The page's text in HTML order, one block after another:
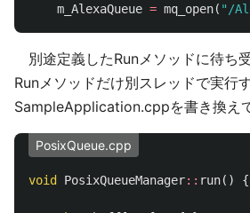
m_AlexaQueue = mq_open( "/
別途定義したRunメソッドに待ち
Runメソッドだけ別スレッドで実行
SampleApplication.cppを書き換え
PosixQueue.cpp
void PosixQueueManager:: run() {